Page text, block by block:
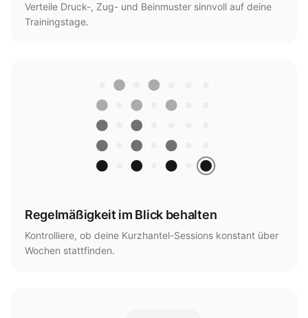
Verteile Druck-, Zug- und Beinmuster sinnvoll auf deine
Trainingstage.
Regelmäßigkeit im Blick behalten
Kontrolliere, ob deine Kurzhantel-Sessions konstant über
Wochen stattfinden.